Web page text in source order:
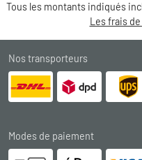
Tous les montants indiqués
Les frais
Nos transporteurs
Modes de paiement